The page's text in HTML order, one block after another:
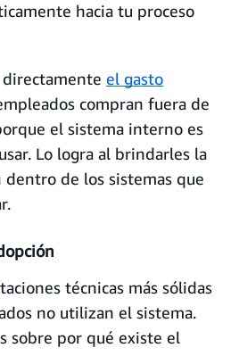
hacia tu proceso
el gasto
compran fuera de
el sistema interno es
Lo logra al brindarles la
dentro de los sistemas que
técnicas más sólidas
no utilizan el sistema.
sobre por qué existe el